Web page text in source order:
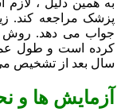
به همین دلیل ،
پزشک مراجعه کند.
جواب می دهد. روش
سال بعد از تشخیص
آزمایش ها و